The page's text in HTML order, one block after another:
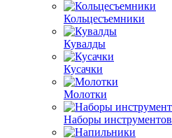
Кольцесъемники
Кувалды
Кусачки
Молотки
Наборы инструментов